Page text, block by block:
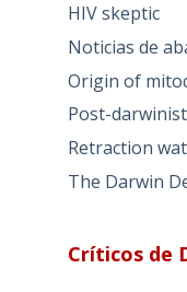
HIV skeptic
Noticias de
Origin of
Post-darwinist
Retraction
The Darwin
Críticos de